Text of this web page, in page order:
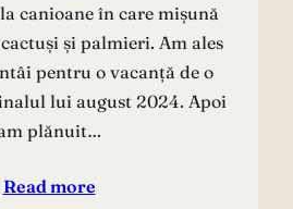
canioane în care mișună
și palmieri. Am ales
pentru o vacanță de o
lui august 2024. Apoi
plănuit…
Read more